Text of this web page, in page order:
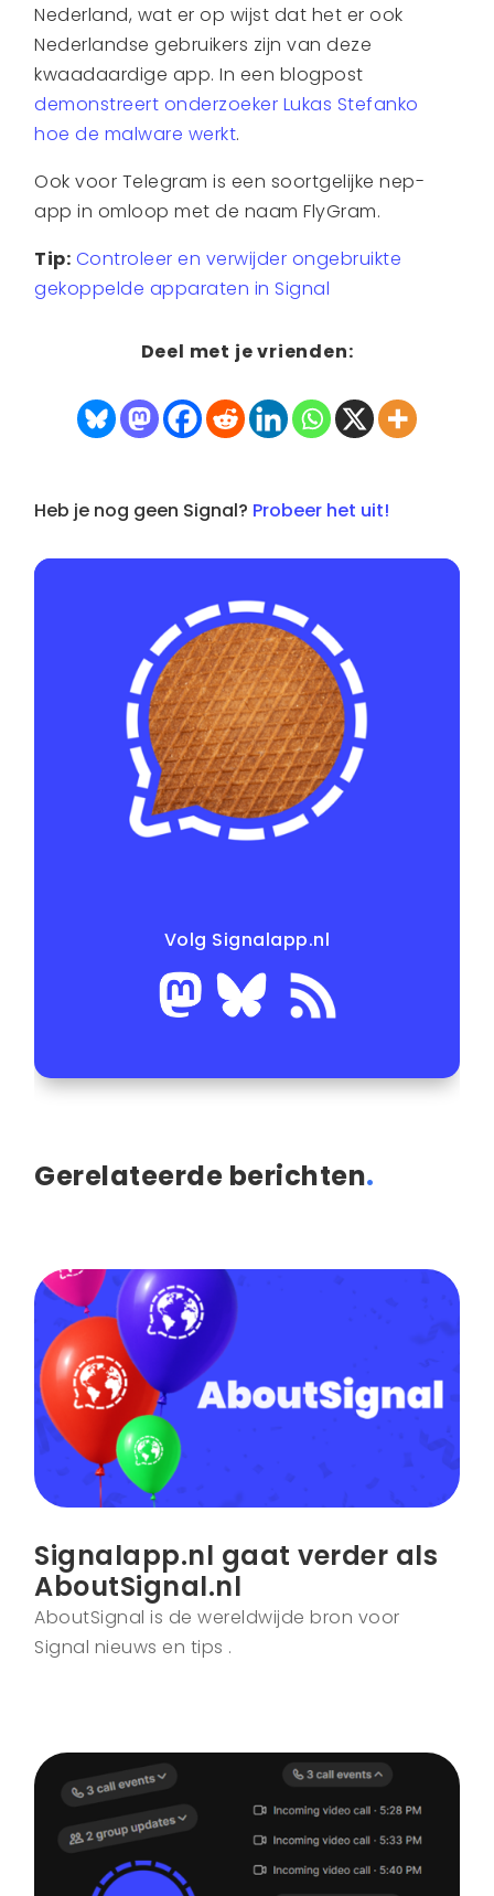
Nederland, wat er op wijst dat het er ook
Nederlandse gebruikers zijn van deze
kwaadaardige app. In een blogpost
demonstreert onderzoeker Lukas Stefanko
hoe de malware werkt.
Ook voor Telegram is een soortgelijke nep-
app in omloop met de naam FlyGram.
Tip: Controleer en verwijder ongebruikte
gekoppelde apparaten in Signal
Deel met je vrienden:
Heb je nog geen Signal? Probeer het uit!
Volg Signalapp.nl
Gerelateerde berichten.
Signalapp.nl gaat verder als
AboutSignal.nl
AboutSignal is de wereldwijde bron voor
Signal nieuws en tips .